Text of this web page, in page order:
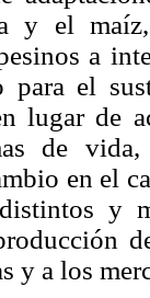
y el maíz,
a
para el
lugar de
de
en el
y
y a los